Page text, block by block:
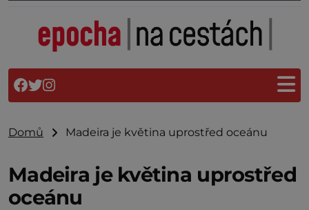
Domů Madeira je květina uprostřed oceánu
Madeira je květina uprostřed
oceánu